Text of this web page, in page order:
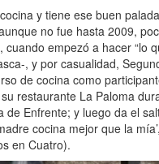
y tiene ese buen
no fue hasta 2009,
cuando empezó a hacer “lo
, y por casualidad,
de cocina como
restaurante La Paloma
de Enfrente; y luego da el
cocina mejor que la
en Cuatro).